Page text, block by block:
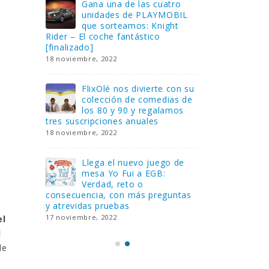
no
a
o
se
ya
Gana una de las cuatro
unidades de PLAYMOBIL
que sorteamos: Knight
Rider – El coche fantástico
[finalizado]
18 noviembre, 2022
FlixOlé nos divierte con su
colección de comedias de
los 80 y 90 y regalamos
tres suscripciones anuales
18 noviembre, 2022
Llega el nuevo juego de
mesa Yo Fui a EGB:
Verdad, reto o
consecuencia, con más preguntas
y atrevidas pruebas
17 noviembre, 2022